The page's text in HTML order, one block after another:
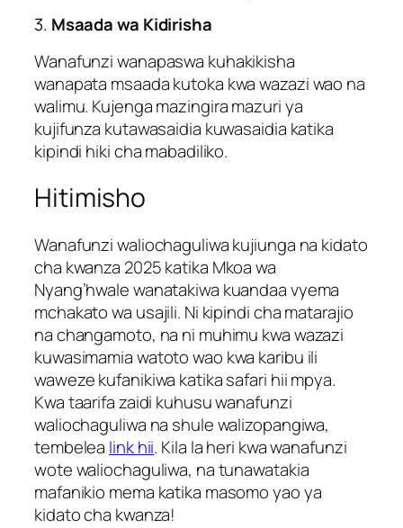
3. Msaada wa Kidirisha
Wanafunzi wanapaswa kuhakikisha
wanapata msaada kutoka kwa wazazi wao na
walimu. Kujenga mazingira mazuri ya
kujifunza kutawasaidia kuwasaidia katika
kipindi hiki cha mabadiliko.
Hitimisho
Wanafunzi waliochaguliwa kujiunga na kidato
cha kwanza 2025 katika Mkoa wa
Nyang’hwale wanatakiwa kuandaa vyema
mchakato wa usajili. Ni kipindi cha matarajio
na changamoto, na ni muhimu kwa wazazi
kuwasimamia watoto wao kwa karibu ili
waweze kufanikiwa katika safari hii mpya.
Kwa taarifa zaidi kuhusu wanafunzi
waliochaguliwa na shule walizopangiwa,
tembelea link hii. Kila la heri kwa wanafunzi
wote waliochaguliwa, na tunawatakia
mafanikio mema katika masomo yao ya
kidato cha kwanza!